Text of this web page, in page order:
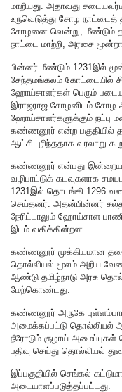
மாறியது. அதாவது
உருவெடுத்து சோழ
சோழனை வென்று, மீண்டும்
நாட்டை மாற்றி, அரசை
பின்னர் மீண்டும் 1231இல்
சேந்தமங்கலம் கோட்டையில்
ஹோய்சாளர்கள் பெரும்
இராஜராஜ சோழனிடம் சோழ
ஹோய்சாளர்களுக்கும் நட்பு
கண்ணனூர் என்ற பகுதியில்
ஆட்சி புரிந்ததாக வரலாறு
கண்ணனூர் என்பது இன்றைய
வழிபாட்டுக் கடவுகளாக
1231இல் தொடங்கி 1296
செய்தனர். அதன்பின்னர்
நேரிட்டாலும் ஹோய்சாள
இடம் வகிக்கின்றன.
கண்ணனூர் முக்கியமான
தொல்லியல் மூலம் அறிய
ஆண்டு தமிழ்நாடு அரசு
மேற்கொண்டது.
கண்ணனூர் அருகே
அமைக்கப்பட்டு தொல்லியல்
நீரோடும் குழாய்
பதிவு செய்து தொல்லியல்
இப்பகுதியில் செங்கல்
அடையாளப்படுத்தப்பட்டது.